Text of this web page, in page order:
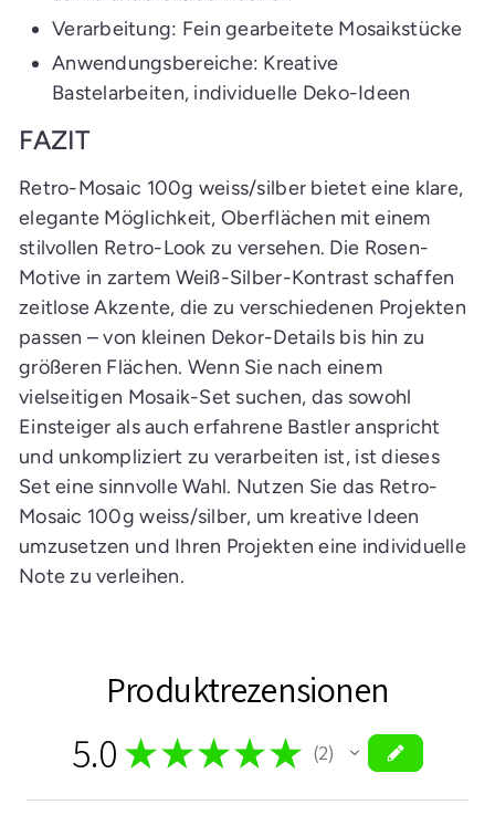
Verarbeitung: Fein gearbeitete Mosaikstücke
Anwendungsbereiche: Kreative
Bastelarbeiten, individuelle Deko-Ideen
FAZIT
Retro-Mosaic 100g weiss/silber bietet eine klare,
elegante Möglichkeit, Oberflächen mit einem
stilvollen Retro-Look zu versehen. Die Rosen-
Motive in zartem Weiß-Silber-Kontrast schaffen
zeitlose Akzente, die zu verschiedenen Projekten
passen – von kleinen Dekor-Details bis hin zu
größeren Flächen. Wenn Sie nach einem
vielseitigen Mosaik-Set suchen, das sowohl
Einsteiger als auch erfahrene Bastler anspricht
und unkompliziert zu verarbeiten ist, ist dieses
Set eine sinnvolle Wahl. Nutzen Sie das Retro-
Mosaic 100g weiss/silber, um kreative Ideen
umzusetzen und Ihren Projekten eine individuelle
Note zu verleihen.
Produktrezensionen
5.0 ★★★★★ 2
2